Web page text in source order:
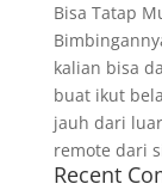
Bisa Tatap
kalian bisa
buat ikut
jauh dari
remote dari
Recent